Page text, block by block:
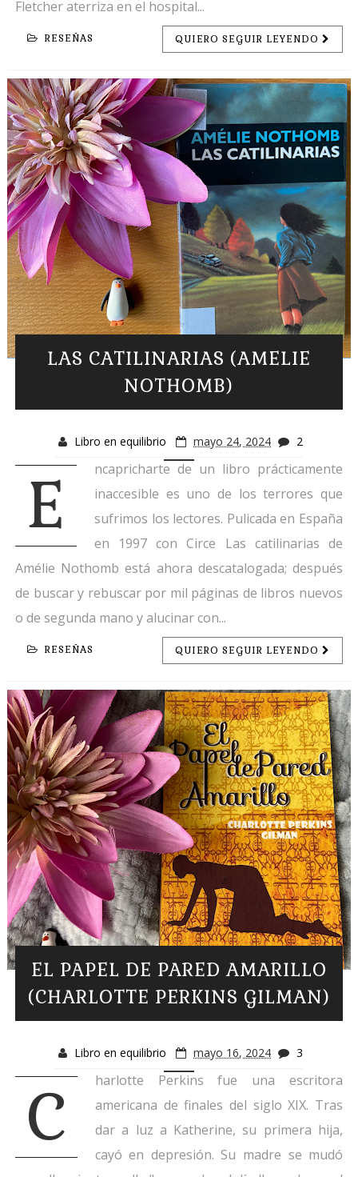
Fletcher aterriza en el hospital...
RESEÑAS QUIERO SEGUIR LEYENDO
LAS CATILINARIAS (AMELIE
NOTHOMB)
Libro en equilibrio mayo 24, 2024 2
E
ncapricharte de un libro prácticamente
inaccesible es uno de los terrores que
sufrimos los lectores. Pulicada en España
en 1997 con Circe Las catilinarias de
Amélie Nothomb está ahora descatalogada; después
de buscar y rebuscar por mil páginas de libros nuevos
o de segunda mano y alucinar con...
RESEÑAS QUIERO SEGUIR LEYENDO
EL PAPEL DE PARED AMARILLO
(CHARLOTTE PERKINS GILMAN)
Libro en equilibrio mayo 16, 2024 3
C
harlotte Perkins fue una escritora
americana de finales del siglo XIX. Tras
dar a luz a Katherine, su primera hija,
cayó en depresión. Su madre se mudó